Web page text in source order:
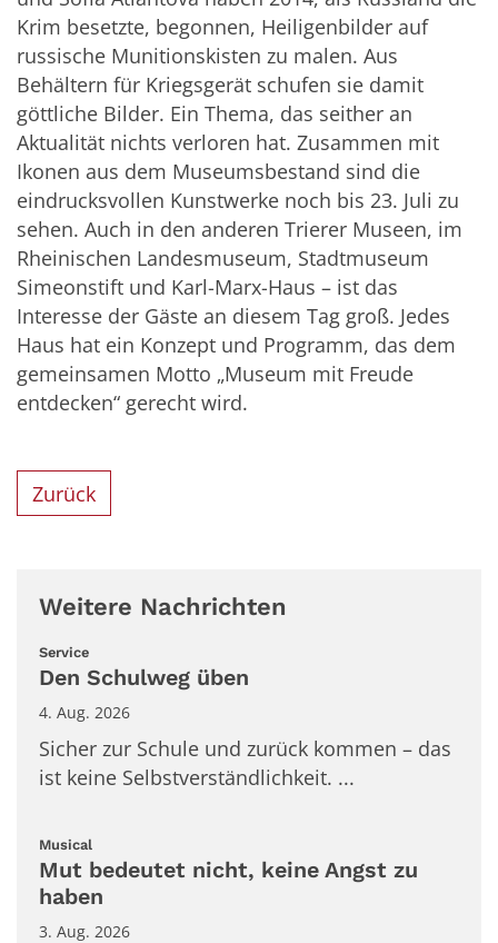
Krim besetzte, begonnen, Heiligenbilder auf
russische Munitionskisten zu malen. Aus
Behältern für Kriegsgerät schufen sie damit
göttliche Bilder. Ein Thema, das seither an
Aktualität nichts verloren hat. Zusammen mit
Ikonen aus dem Museumsbestand sind die
eindrucksvollen Kunstwerke noch bis 23. Juli zu
sehen. Auch in den anderen Trierer Museen, im
Rheinischen Landesmuseum, Stadtmuseum
Simeonstift und Karl-Marx-Haus – ist das
Interesse der Gäste an diesem Tag groß. Jedes
Haus hat ein Konzept und Programm, das dem
gemeinsamen Motto „Museum mit Freude
entdecken“ gerecht wird.
Zurück
Weitere Nachrichten
Service:
Den Schulweg üben
4. Aug. 2026
Sicher zur Schule und zurück kommen – das
ist keine Selbstverständlichkeit. ...
Musical
Mut bedeutet nicht, keine Angst zu
haben
3. Aug. 2026